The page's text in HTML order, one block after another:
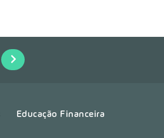
Educação Financeira